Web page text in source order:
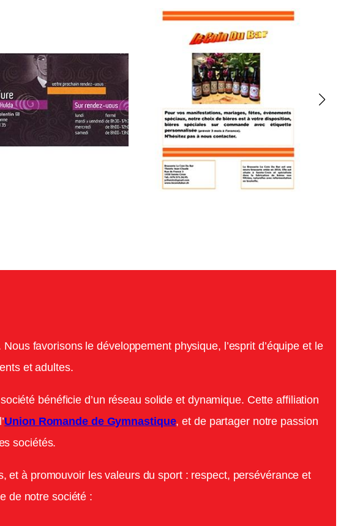
favorisons le développement physique, l’esprit d’équipe et le
et adultes.
bénéficie d’un réseau solide et dynamique. Cette affiliation
Union Romande de Gymnastique, et de partager notre passion
sociétés.
et à promouvoir les valeurs du sport : respect, persévérance et
de notre société :